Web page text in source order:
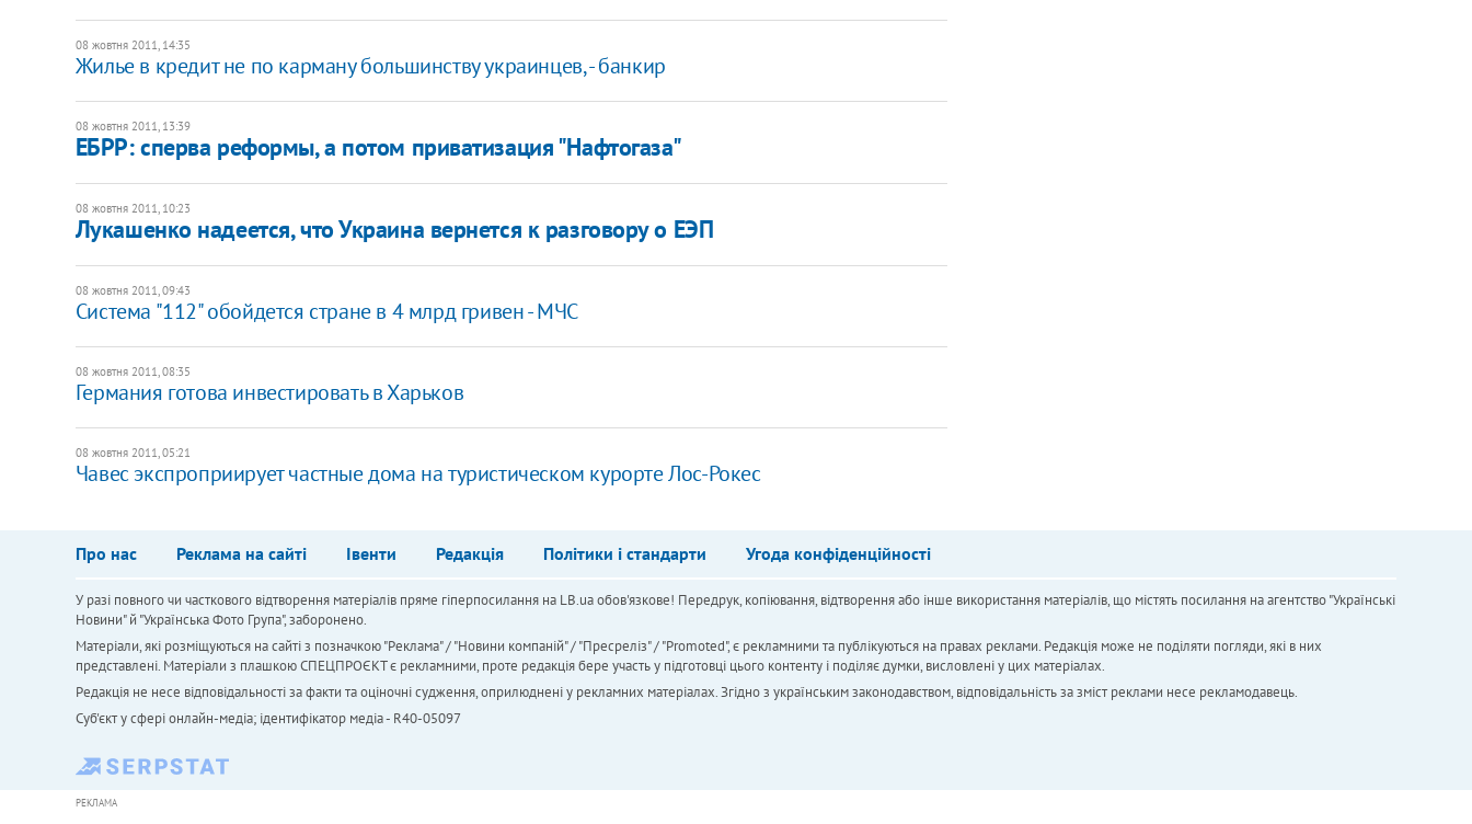
08 жовтня 2011, 14:35
Жилье в кредит не по карману большинству украинцев, - банкир
08 жовтня 2011, 13:39
ЕБРР: сперва реформы, а потом приватизация "Нафтогаза"
08 жовтня 2011, 10:23
Лукашенко надеется, что Украина вернется к разговору о ЕЭП
08 жовтня 2011, 09:43
Система "112" обойдется стране в 4 млрд гривен - МЧС
08 жовтня 2011, 08:35
Германия готова инвестировать в Харьков
08 жовтня 2011, 05:21
​Чавес экспроприирует частные дома на туристическом курорте Лос-Рокес
Про нас Реклама на сайті Івенти Редакція Політики і стандарти Угода конфіденційності
У разі повного чи часткового відтворення матеріалів пряме гіперпосилання на LB.ua обов'язкове! Передрук, копіювання, відтворення або інше використання матеріалів, що містять посилання на агентство "Українськi
Новини" й "Українська Фото Група", заборонено.
Матеріали, які розміщуються на сайті з позначкою "Реклама" / "Новини компаній" / "Пресреліз" / "Promoted", є рекламними та публікуються на правах реклами. Редакція може не поділяти погляди, які в них
представлені. Матеріали з плашкою СПЕЦПРОЄКТ є рекламними, проте редакція бере участь у підготовці цього контенту і поділяє думки, висловлені у цих матеріалах.
Редакція не несе відповідальності за факти та оціночні судження, оприлюднені у рекламних матеріалах. Згідно з українським законодавством, відповідальність за зміст реклами несе рекламодавець.
Cуб'єкт у сфері онлайн-медіа; ідентифікатор медіа - R40-05097
РЕКЛАМА